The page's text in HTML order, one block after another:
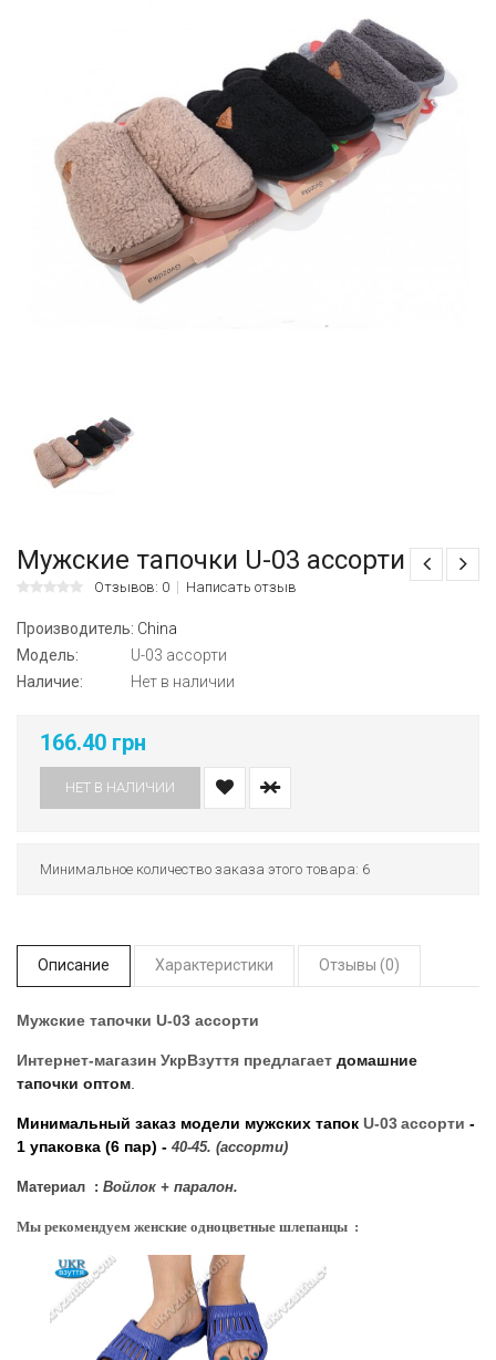
Мужские тапочки U-03 ассорти
Отзывов: 0 Написать отзыв
Производитель: China
Модель:
U-03 ассорти
Наличие:
Нет в наличии
166.40 грн
НЕТ В НАЛИЧИИ
Минимальное количество заказа этого товара: 6
Описание Характеристики Отзывы (0)
Мужские тапочки U-03 ассорти
Интернет-магазин УкрВзуття предлагает домашние
тапочки оптом
Минимальный заказ модели мужских тапок U-03ассорти -
1 упаковка (6 пар) - 40-45. (ассорти)
Материал : Войлок + паралон.
Мы рекомендуем женские одноцветные шлепанцы :